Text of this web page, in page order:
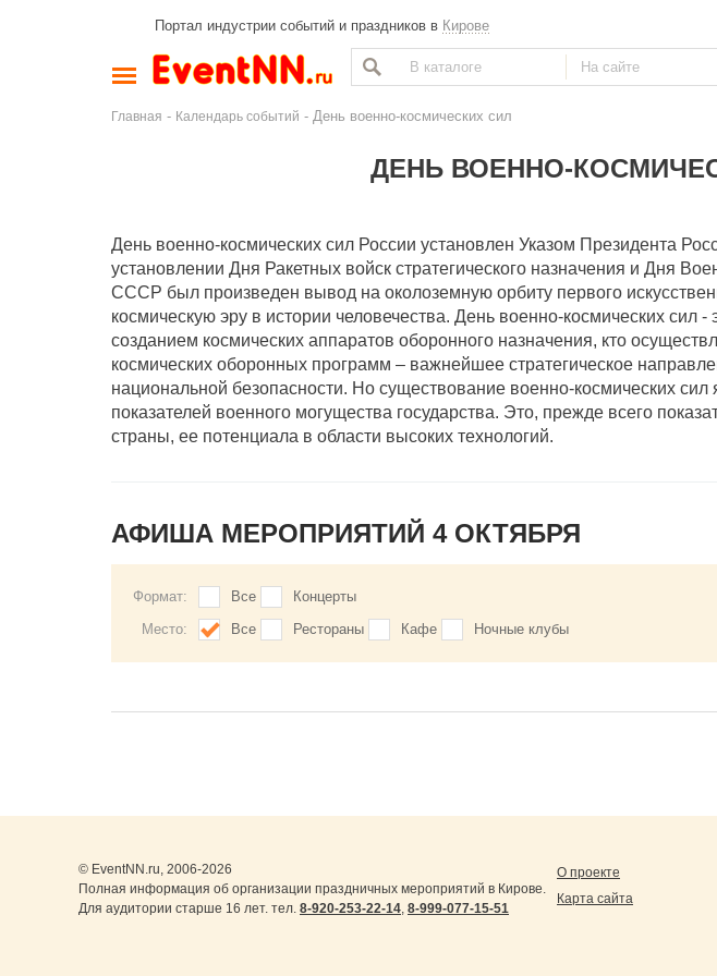
Портал индустрии событий и праздников в Кирове
Главная - Календарь событий - День военно-космических сил
ДЕНЬ ВОЕННО-
День военно-космических сил России установлен Указом Президента
установлении Дня Ракетных войск стратегического назначения и Дня
СССР был произведен вывод на околоземную орбиту первого
космическую эру в истории человечества. День военно-космических сил -
созданием космических аппаратов оборонного назначения, кто
космических оборонных программ – важнейшее стратегическое
национальной безопасности. Но существование военно-космических
показателей военного могущества государства. Это, прежде всего
страны, ее потенциала в области высоких технологий.
АФИША МЕРОПРИЯТИЙ 4 ОКТЯБРЯ
Формат: Все
Концерты
Место:
Все Рестораны Кафе Ночные клубы
© EventNN.ru, 2006-2026
Полная информация об организации праздничных мероприятий в Кирове.
Для аудитории старше 16 лет. тел. 8-920-253-22-14, 8-999-077-15-51
О проекте
Карта сайта